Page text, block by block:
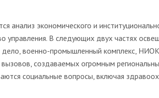
анализ экономического и
управления. В следующих двух частях
военно-промышленный комплекс,
создаваемых огромным
социальные вопросы, включая